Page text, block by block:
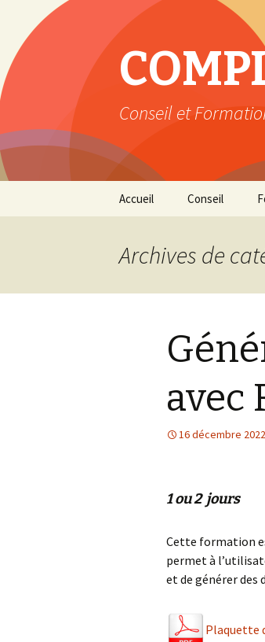
Conseil et
Accueil Conseil
Archives de
avec
16 décembre 2022
1 ou 2 jours
Cette formation
permet à
et de générer des
Plaquette